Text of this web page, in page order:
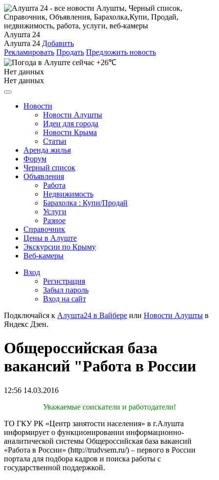
Алушта 24
Алушта 24 Добавить
Рекламировать Продать Предложить новость
+26℃
Нет данных
Нет данных
Новости
Новости Алушты
Идеи для города
Новости Крыма
Статьи
Аренда жилья
Форум
Черный список
Объявления
Работа
Недвижимость
Барахолка : Купи/Продай
Услуги
Разное
Справочник
Цены в Алуште
Экскурсии по Крыму
Веб-камеры
Вход
Регистрация
Забыл пароль
Вход на сайт
Подключайся к Алушта24 в Вайбере или Новости Алушты в
Яндекс Дзен.
Общероссийская база
вакансий "Работа в России
12:56 14.03.2016
Уважаемые соискатели и работодатели!
ТО ГКУ РК «Центр занятости населения» в г.Алушта
информирует о функционировании информационно-
аналитической системы Общероссийская база вакансий
«Работа в России» (http://trudvsem.ru/) – первого в России
портала для подбора кадров и поиска работы с
государственной поддержкой.